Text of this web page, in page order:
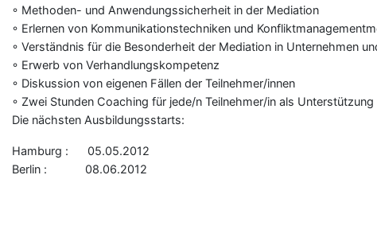
◦ Methoden- und Anwendungssicherheit in der Mediation
◦ Erlernen von Kommunikationstechniken und
◦ Verständnis für die Besonderheit der Mediation in Unternehmen
◦ Erwerb von Verhandlungskompetenz
◦ Diskussion von eigenen Fällen der Teilnehmer/innen
◦ Zwei Stunden Coaching für jede/n Teilnehmer/in als
Die nächsten Ausbildungsstarts:
Hamburg : 05.05.2012
Berlin : 08.06.2012